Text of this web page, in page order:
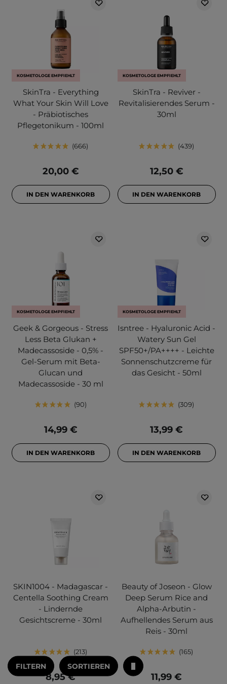
KOSMETOLOGE EMPFIEHLT
SkinTra - Everything
What Your Skin Will Love
- Präbiotisches
Pflegetonikum - 100ml
666
20,00 €
IN DEN WARENKORB
KOSMETOLOGE EMPFIEHLT
SkinTra - Reviver -
Revitalisierendes Serum -
30ml
439
12,50 €
IN DEN WARENKORB
KOSMETOLOGE EMPFIEHLT
Geek & Gorgeous - Stress
Less Beta Glukan +
Madecassoside - 0,5% -
Gel-Serum mit Beta-
Glucan und
Madecassoside - 30 ml
90
14,99 €
IN DEN WARENKORB
KOSMETOLOGE EMPFIEHLT
Isntree - Hyaluronic Acid -
Watery Sun Gel
SPF50+/PA++++ - Leichte
Sonnenschutzcreme für
das Gesicht - 50ml
309
13,99 €
IN DEN WARENKORB
SKIN1004 - Madagascar -
Centella Soothing Cream
- Lindernde
Gesichtscreme - 30ml
213
8,95 €
Beauty of Joseon - Glow
Deep Serum Rice and
Alpha-Arbutin -
Aufhellendes Serum aus
Reis - 30ml
165
11,99 €
FILTERN SORTIEREN